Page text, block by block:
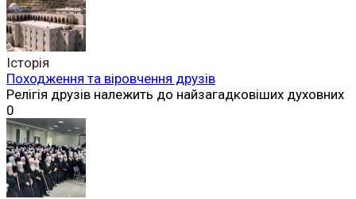
Історія
Походження та віровчення друзів
Релігія друзів належить до найзагадковіших духовних
0